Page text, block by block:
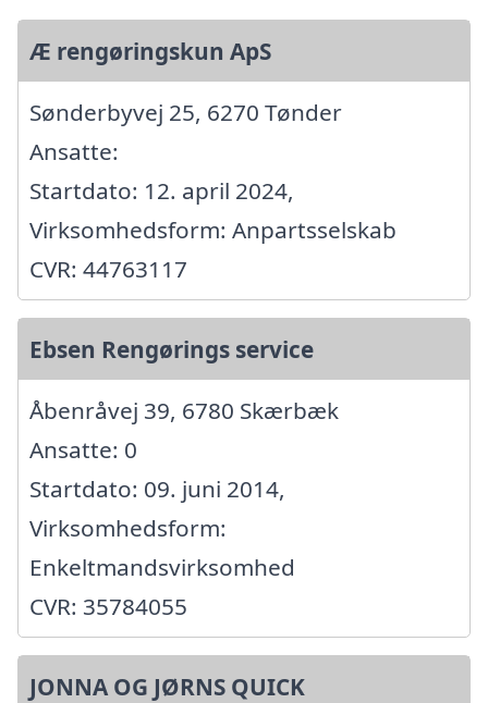
Æ rengøringskun ApS
Sønderbyvej 25, 6270 Tønder
Ansatte:
Startdato: 12. april 2024,
Virksomhedsform: Anpartsselskab
CVR: 44763117
Ebsen Rengørings service
Åbenråvej 39, 6780 Skærbæk
Ansatte: 0
Startdato: 09. juni 2014,
Virksomhedsform:
Enkeltmandsvirksomhed
CVR: 35784055
JONNA OG JØRNS QUICK